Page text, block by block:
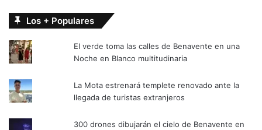
Los + Populares
El verde toma las calles de Benavente en una
Noche en Blanco multitudinaria
La Mota estrenará templete renovado ante la
llegada de turistas extranjeros
300 drones dibujarán el cielo de Benavente en